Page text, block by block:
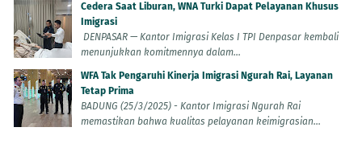
Cedera Saat Liburan, WNA Turki Dapat Pelayanan Khusus
Imigrasi
DENPASAR — Kantor Imigrasi Kelas I TPI Denpasar kembali
menunjukkan komitmennya dalam...
WFA Tak Pengaruhi Kinerja Imigrasi Ngurah Rai, Layanan
Tetap Prima
BADUNG (25/3/2025) - Kantor Imigrasi Ngurah Rai
memastikan bahwa kualitas pelayanan keimigrasian...